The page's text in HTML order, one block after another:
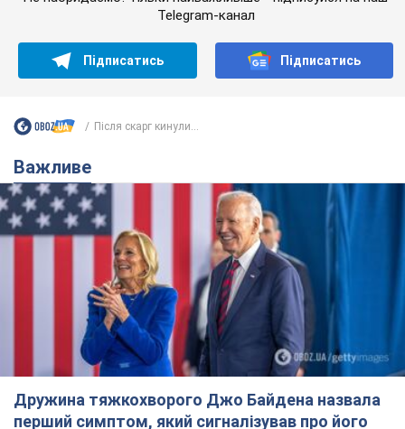
Дружина тяжкохворого Джо Байдена назвала
перший симптом, який сигналізував про його
"агресивний" рак
Спершу лікарі не надали цьому належної уваги
6.08.2026 12:46 15,1 т.
Відпустка Лесі Нікітюк у Карпатах
обернулася скандалом: чому ведучу
несправедливо захейтили